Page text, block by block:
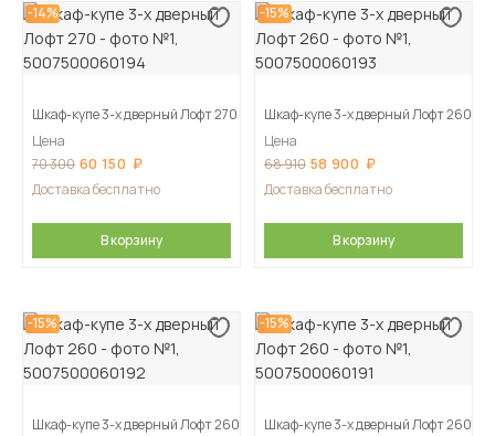
-14%
Шкаф-купе 3-х дверный Лофт 270
Цена
70 300 60 150
Доставка бесплатно
В корзину
-15%
Шкаф-купе 3-х дверный Лофт 260
Цена
68 910 58 900
Доставка бесплатно
В корзину
-15%
Шкаф-купе 3-х дверный Лофт 260
-15%
Шкаф-купе 3-х дверный Лофт 260